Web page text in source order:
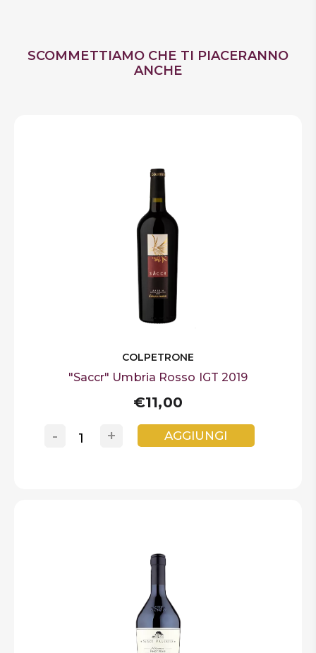
SCOMMETTIAMO CHE TI PIACERANNO
ANCHE
COLPETRONE
"Saccr" Umbria Rosso IGT 2019
€11,00
+
- AGGIUNGI